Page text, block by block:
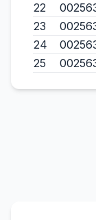
22
23
24
25